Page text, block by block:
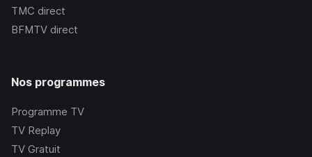
TMC direct
BFMTV direct
Nos programmes
Programme TV
TV Replay
TV Gratuit